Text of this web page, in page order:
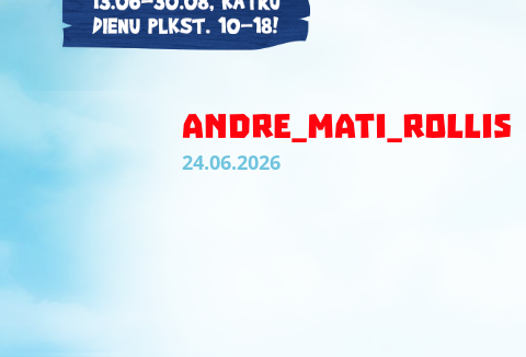
ANDRE_MATI_ROLLIS
24.06.2026